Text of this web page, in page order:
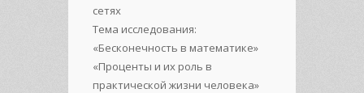
сетях
Тема исследования:
«Бесконечность в математике»
«Проценты и их роль в
практической жизни человека»